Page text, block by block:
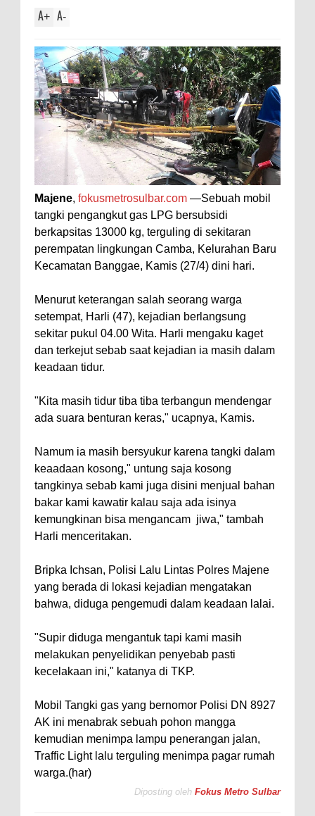
A+ A-
Majene, fokusmetrosulbar.com —Sebuah mobil
tangki pengangkut gas LPG bersubsidi
berkapsitas 13000 kg, terguling di sekitaran
perempatan lingkungan Camba, Kelurahan Baru
Kecamatan Banggae, Kamis (27/4) dini hari.
Menurut keterangan salah seorang warga
setempat, Harli (47), kejadian berlangsung
sekitar pukul 04.00 Wita. Harli mengaku kaget
dan terkejut sebab saat kejadian ia masih dalam
keadaan tidur.
"Kita masih tidur tiba tiba terbangun mendengar
ada suara benturan keras," ucapnya, Kamis.
Namum ia masih bersyukur karena tangki dalam
keaadaan kosong," untung saja kosong
tangkinya sebab kami juga disini menjual bahan
bakar kami kawatir kalau saja ada isinya
kemungkinan bisa mengancam jiwa," tambah
Harli menceritakan.
Bripka Ichsan, Polisi Lalu Lintas Polres Majene
yang berada di lokasi kejadian mengatakan
bahwa, diduga pengemudi dalam keadaan lalai.
"Supir diduga mengantuk tapi kami masih
melakukan penyelidikan penyebab pasti
kecelakaan ini," katanya di TKP.
Mobil Tangki gas yang bernomor Polisi DN 8927
AK ini menabrak sebuah pohon mangga
kemudian menimpa lampu penerangan jalan,
Traffic Light lalu terguling menimpa pagar rumah
warga.(har)
Diposting oleh Fokus Metro Sulbar